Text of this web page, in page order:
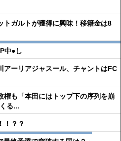
トガルトが獲得に興味！移籍金は8
中●︎し
アーリアジャスール、チャントはFC
権も「本田にはトップ下の序列を崩
る...
！？？